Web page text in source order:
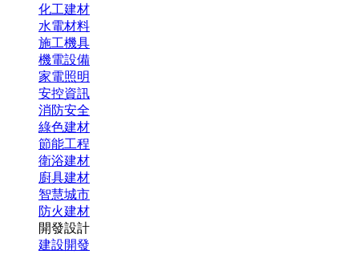
化工建材
水電材料
施工機具
機電設備
家電照明
安控資訊
消防安全
綠色建材
節能工程
衛浴建材
廚具建材
智慧城市
防火建材
開發設計
建設開發